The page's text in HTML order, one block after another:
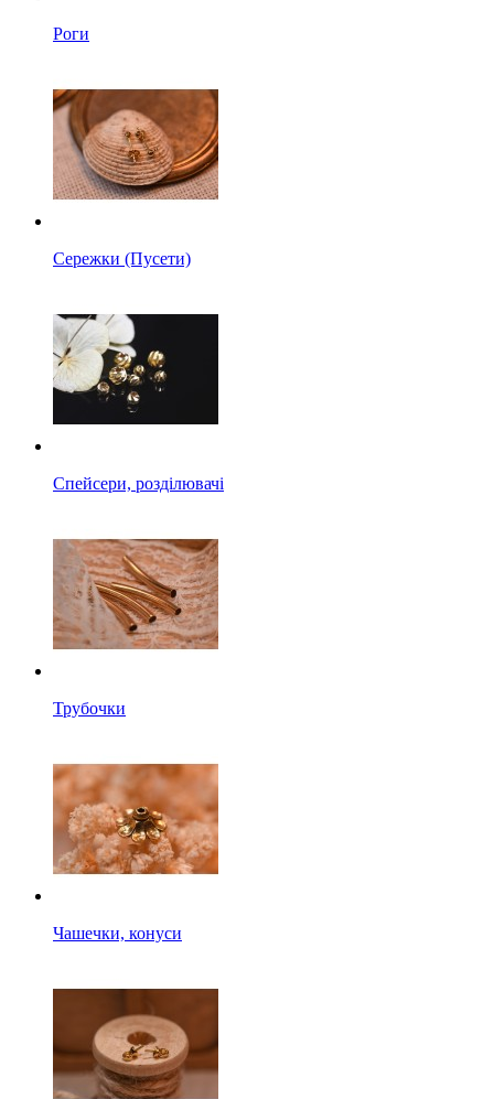
Роги
Сережки (Пусети)
Спейсери, розділювачі
Трубочки
Чашечки, конуси